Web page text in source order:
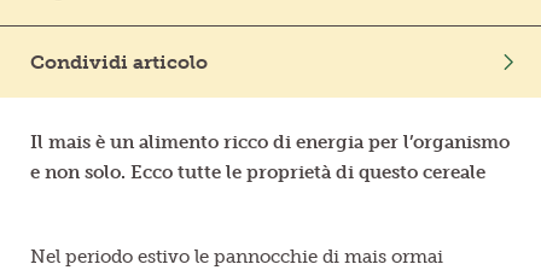
Proprietà del mais, una pannocchia ricca di energia
Condividi articolo
Il mais è un alimento ricco di energia per l’organismo
e non solo. Ecco tutte le proprietà di questo cereale
Nel periodo estivo le pannocchie di mais ormai